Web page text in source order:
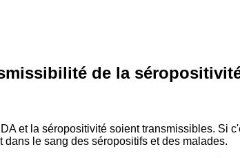
de la
et la séropositivité soient transmissibles. Si
le sang des séropositifs et des malades.